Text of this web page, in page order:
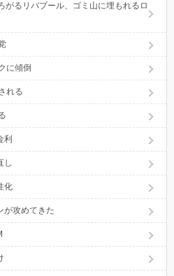
がるリバプール、ゴミ山に埋もれるロ
に傾倒
れる
利
し
化
が攻めてきた